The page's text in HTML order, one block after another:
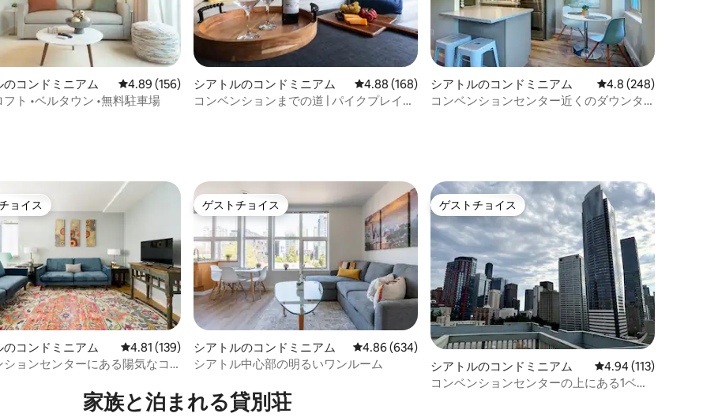
4.91つ星の平均評価
のコンドミニアム レビュー156件、5つ星中4.89つ星の平均評価
4.89 (156)
ト •ベルタウン •無料駐車場
シアトルのコンドミニアム レビュー168件、5つ星中4.88つ星の平均評価
4.88 (168)
コンベンションまでの道 | パイクプレイス
シアトルのコンドミニアム レビュー248件、5つ
4.8 (248)
コンベンションセンター近くのダウンタ
4.94つ星の平均評価
ョイス
ョイス
のコンドミニアム レビュー139件、5つ星中4.81つ星の平均評価
4.81 (139)
ションセンターにある陽気なコ
ゲストチョイス
ゲストチョイス
シアトルのコンドミニアム レビュー634件、5つ星中4.86つ星の平均評価
4.86 (634)
シアトル中心部の明るいワンルーム
ゲストチョイス
ゲストチョイス
シアトルのコンドミニアム レビュー113件、5つ
4.94 (113)
コンベンションセンターの上にある1ベッ
家族と泊まれる貸別荘